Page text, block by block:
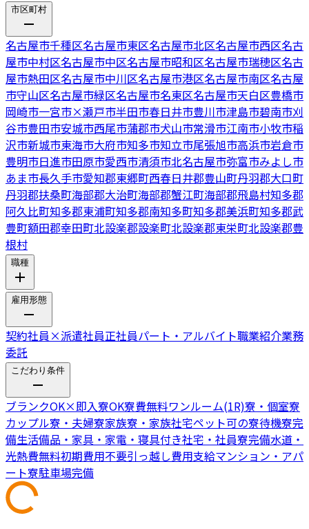
市区町村
名古屋市千種区名古屋市東区名古屋市北区名古屋市西区名古
屋市中村区名古屋市中区名古屋市昭和区名古屋市瑞穂区名古
屋市熱田区名古屋市中川区名古屋市港区名古屋市南区名古屋
市守山区名古屋市緑区名古屋市名東区名古屋市天白区豊橋市
岡崎市一宮市×瀬戸市半田市春日井市豊川市津島市碧南市刈
谷市豊田市安城市西尾市蒲郡市犬山市常滑市江南市小牧市稲
沢市新城市東海市大府市知多市知立市尾張旭市高浜市岩倉市
豊明市日進市田原市愛西市清須市北名古屋市弥富市みよし市
あま市長久手市愛知郡東郷町西春日井郡豊山町丹羽郡大口町
丹羽郡扶桑町海部郡大治町海部郡蟹江町海部郡飛島村知多郡
阿久比町知多郡東浦町知多郡南知多町知多郡美浜町知多郡武
豊町額田郡幸田町北設楽郡設楽町北設楽郡東栄町北設楽郡豊
根村
職種
雇用形態
契約社員 ×派遣社員正社員パート・アルバイト職業紹介業務
委託
こだわり条件
ブランクOK×即入寮OK寮費無料ワンルーム(1R)寮・個室寮
カップル寮・夫婦寮家族寮・家族社宅ペット可の寮待機寮完
備生活備品・家具・家電・寝具付き社宅・社員寮完備水道・
光熱費無料初期費用不要引っ越し費用支給マンション・アパ
ート寮駐車場完備